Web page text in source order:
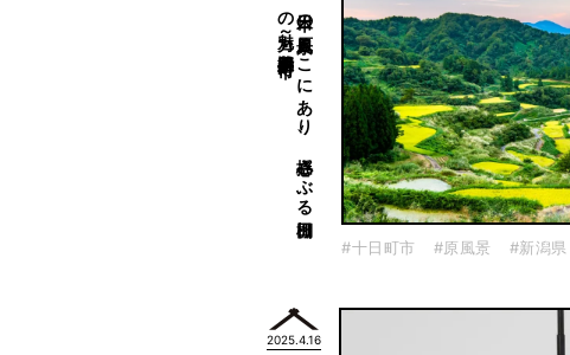
日本の
原風景こ
こ
に
あ
り
、
心揺さ
ぶ
る
棚田
の
魅力～
新潟県十日町市～
#十日町市 #原風景 #新潟県
2025.4.16